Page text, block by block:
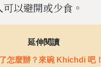
以避開或少食。
延伸閱讀
怎麼辦？來碗 Khichdi 吧！